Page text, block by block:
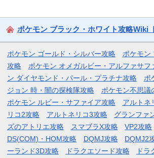
ポケモン ブラック・ホワイト攻略Wiki
ポケモン ゴールド・シルバー攻略
ポケモン
攻略
ポケモン オメガルビー・アルファサフ
ン ダイヤモンド・パール・プラチナ攻略
ポ
ジョン 時・闇の探検隊攻略
ポケモン不思議
ポケモン ルビー・サファイア攻略
アルトネ
リコ2攻略
アルトネリコ3攻略 グランファ
ズのアトリエ攻略
スマブラX攻略 VP2攻略
DS(COM)・HOM攻略
DQMJ攻略 DQMJ2
ーランド3D攻略
ドラクエソード攻略 ドラ